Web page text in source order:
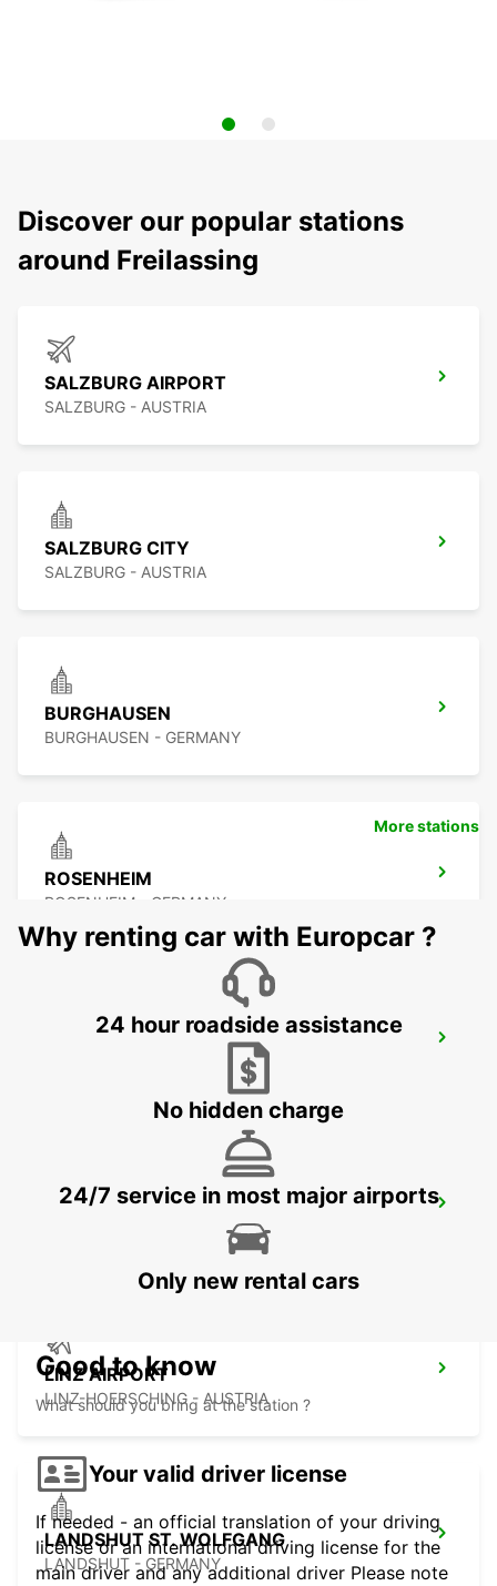
Discover our popular stations
around Freilassing
SALZBURG AIRPORT
SALZBURG - AUSTRIA
SALZBURG CITY
SALZBURG - AUSTRIA
BURGHAUSEN
BURGHAUSEN - GERMANY
ROSENHEIM
ROSENHEIM - GERMANY
ERDING
LINZ AIRPORT
LINZ-HOERSCHING - AUSTRIA
LANDSHUT ST. WOLFGANG
LANDSHUT - GERMANY
More stations
Why renting car with Europcar ?
24 hour roadside assistance
No hidden charge
24/7 service in most major airports
Only new rental cars
Good to know
What should you bring at the station ?
Your valid driver license
If needed - an official translation of your driving
license or an international driving license for the
main driver and any additional driver Please note